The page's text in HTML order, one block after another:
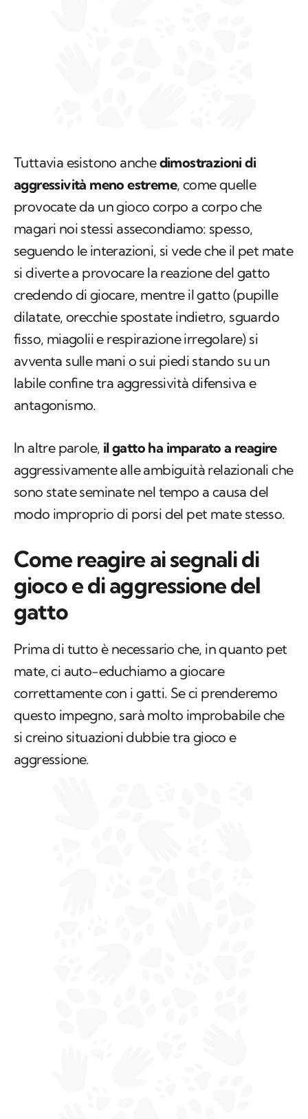
Tuttavia esistono anchedimostrazioni di
aggressività meno estreme, come quelle
provocate da un gioco corpo a corpo che
magari noi stessi assecondiamo: spesso,
seguendo le interazioni, si vede che il pet mate
si diverte a provocare la reazione del gatto
credendo di giocare, mentre il gatto (pupille
dilatate, orecchie spostate indietro, sguardo
fisso, miagolii e respirazione irregolare) si
avventa sulle mani o sui piedi stando su un
labile confine tra aggressività difensiva e
antagonismo.
In altre parole, il gatto ha imparato a reagire
aggressivamente alle ambiguità relazionali che
sono state seminate nel tempo a causa del
modo improprio di porsi del pet mate stesso.
Come reagire ai segnali di
gioco e di aggressione del
gatto
Prima di tutto è necessario che, in quanto pet
mate, ci auto-educhiamo a giocare
correttamente con i gatti. Se ci prenderemo
questo impegno, sarà molto improbabile che
si creino situazioni dubbie tra gioco e
aggressione.